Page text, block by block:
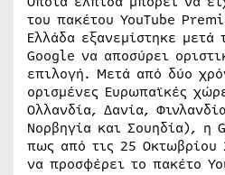
του πακέτου YouTube
Ελλάδα εξανεμίστηκε μετά
Google να αποσύρει
επιλογή. Μετά από δύο
ορισμένες Ευρωπαϊκές
Ολλανδία, Δανία,
Νορβηγία και Σουηδία), η
πως από τις 25 Οκτωβρίου
να προσφέρει το πακέτο